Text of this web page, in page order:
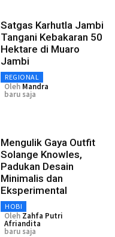
Satgas Karhutla Jambi
Tangani Kebakaran 50
Hektare di Muaro
Jambi
REGIONAL
Oleh Mandra
baru saja
Mengulik Gaya Outfit
Solange Knowles,
Padukan Desain
Minimalis dan
Eksperimental
HOBI
Oleh Zahfa Putri
Afriandita
baru saja